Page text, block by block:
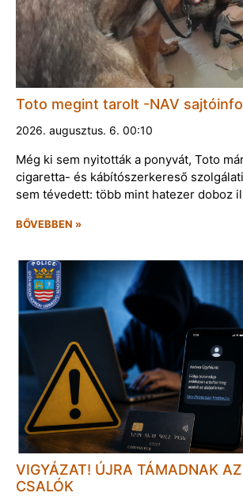
Toto megint tarolt -NAV
2026. augusztus. 6. 00:10
Még ki sem nyitották a ponyvát, Toto
cigaretta- és kábítószerkereső
sem tévedett: több mint hatezer doboz
BŐVEBBEN »
VIGYÁZAT! ÚJRA TÁMADNAK
CSALÓK